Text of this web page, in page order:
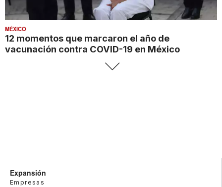
MÉXICO
12 momentos que marcaron el año de
vacunación contra COVID-19 en México
Expansión
Empresas